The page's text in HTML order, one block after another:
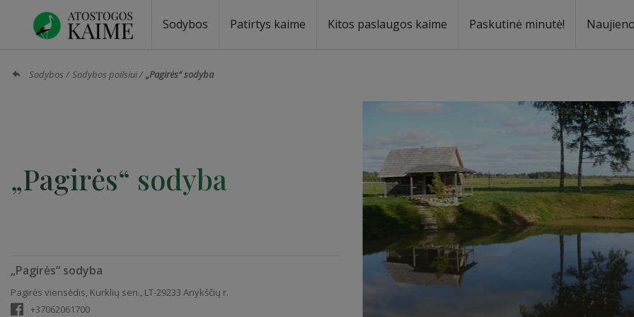
Sodybos Patirtys kaime Kitos paslaugos kaime Paskutinė minutė!
Sodybos Sodybos poilsiui „Pagirės“ sodyba
„Pagirės“ sodyba
„Pagirės“ sodyba
Pagirės viensėdis, Kurklių sen., LT-29233 Anykščių r.
+37062061700